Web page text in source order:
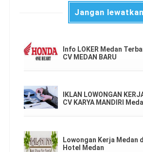
Jangan lewatkan
Info LOKER Medan
CV MEDAN BARU
IKLAN LOWONGAN
CV KARYA MANDIRI
Lowongan Kerja Medan
Hotel Medan